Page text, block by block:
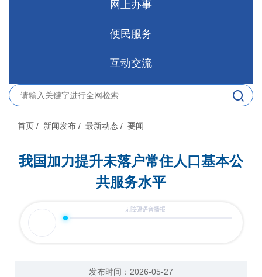
网上办事
便民服务
互动交流
首页 / 新闻发布 / 最新动态 / 要闻
我国加力提升未落户常住人口基本公
共服务水平
发布时间：2026-05-27